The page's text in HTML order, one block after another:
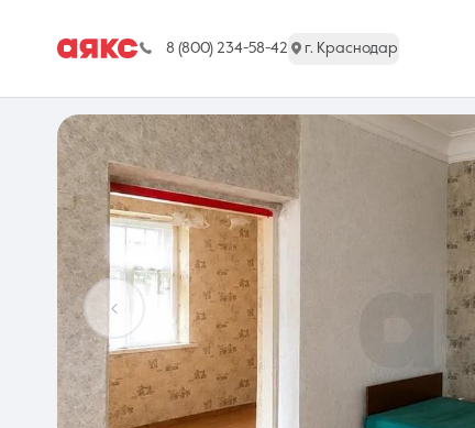
8 (800) 234-58-42 г. Краснодар
г. Краснодар
Недвижимость